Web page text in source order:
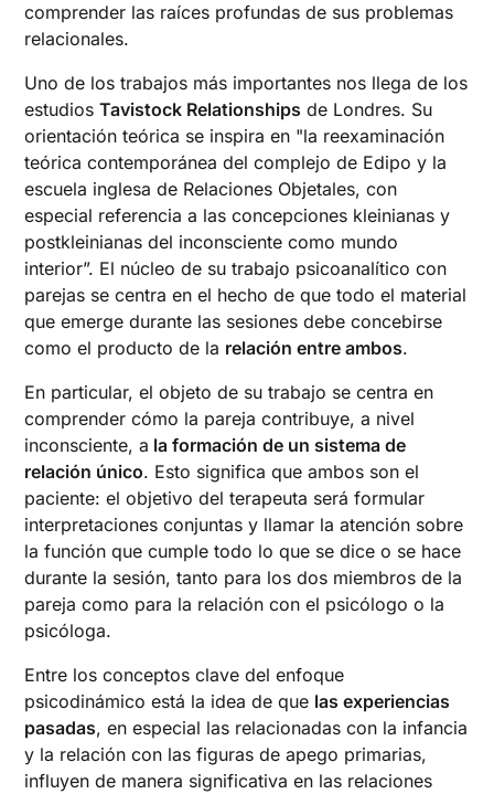
comprender las raíces profundas de sus problemas
relacionales.
Uno de los trabajos más importantes nos llega de los
estudiosTavistock Relationships de Londres. Su
orientación teórica se inspira en "la reexaminación
teórica contemporánea del complejo de Edipo y la
escuela inglesa de Relaciones Objetales, con
especial referencia a las concepciones kleinianas y
postkleinianas del inconsciente como mundo
interior”. El núcleo de su trabajo psicoanalítico con
parejas se centra en el hecho de que todo el material
que emerge durante las sesiones debe concebirse
como el producto de la relación entre ambos.
En particular, el objeto de su trabajo se centra en
comprender cómo la pareja contribuye, a nivel
inconsciente, a la formación de un sistema de
relación único. Esto significa que ambos son el
paciente: el objetivo del terapeuta será formular
interpretaciones conjuntas y llamar la atención sobre
la función que cumple todo lo que se dice o se hace
durante la sesión, tanto para los dos miembros de la
pareja como para la relación con el psicólogo o la
psicóloga.
Entre los conceptos clave del enfoque
psicodinámico está la idea de que las experiencias
pasadas, en especial las relacionadas con la infancia
y la relación con las figuras de apego primarias,
influyen de manera significativa en las relaciones